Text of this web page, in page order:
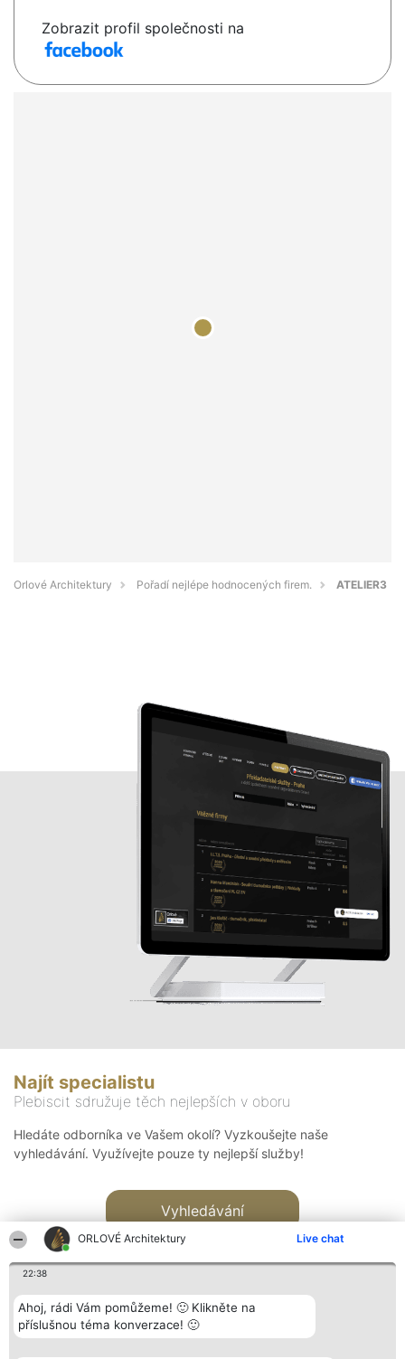
ORLOVÉ Architektury Live chat
22:38
Ahoj, rádi Vám pomůžeme! 🙂 Klikněte na
příslušnou téma konverzace! 🙂
Zobrazit profil společnosti na
Orlové Architektury Pořadí nejlépe hodnocených firem. ATELIER3
Najít specialistu
Plebiscit sdružuje těch nejlepších v oboru
Hledáte odborníka ve Vašem okolí? Vyzkoušejte naše
vyhledávání. Využívejte pouze ty nejlepší služby!
Vyhledávání
Bright Side Solutions sp. z o. Vítězové Kontakt